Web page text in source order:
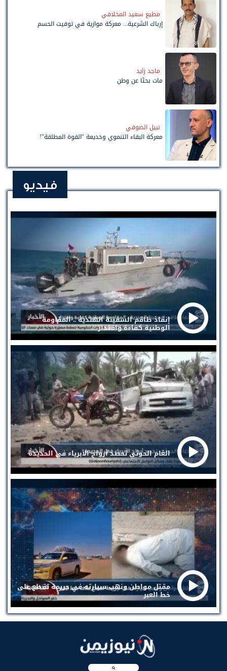
مطيع سعيد المخلافي
إرباك الشرعية... معركة موازية في توقيت الحسم
ماجد زايد
مات بحثًا عن وطن
نبيل الصوفي
معركة البقاء التنموي وخديعة "القوة المطلقة"!
فيديو
إنقاذ طاقم السفينة الهندية .. المقاومة
الوطنية كفاءة واقتدار
الغام الحوثي تحصد أرواح الأبرياء في الحديدة
مقتل مواطن ونهب سيارته في جريمة تقطع على
خط العبر